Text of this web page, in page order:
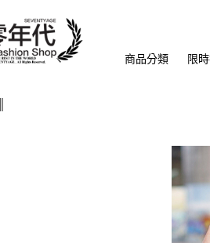
商品分類 限